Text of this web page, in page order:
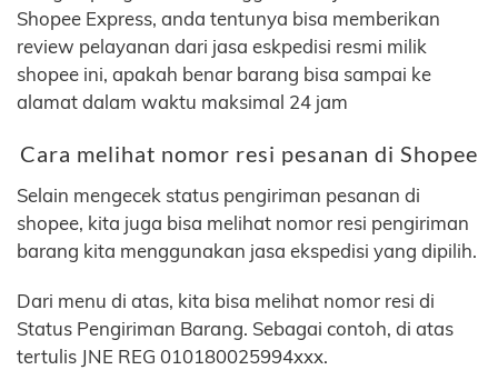
Shopee Express, anda tentunya bisa memberikan
review pelayanan dari jasa eskpedisi resmi milik
shopee ini, apakah benar barang bisa sampai ke
alamat dalam waktu maksimal 24 jam
Cara melihat nomor resi pesanan di Shopee
Selain mengecek status pengiriman pesanan di
shopee, kita juga bisa melihat nomor resi pengiriman
barang kita menggunakan jasa ekspedisi yang dipilih.
Dari menu di atas, kita bisa melihat nomor resi di
Status Pengiriman Barang. Sebagai contoh, di atas
tertulis JNE REG 010180025994xxx.